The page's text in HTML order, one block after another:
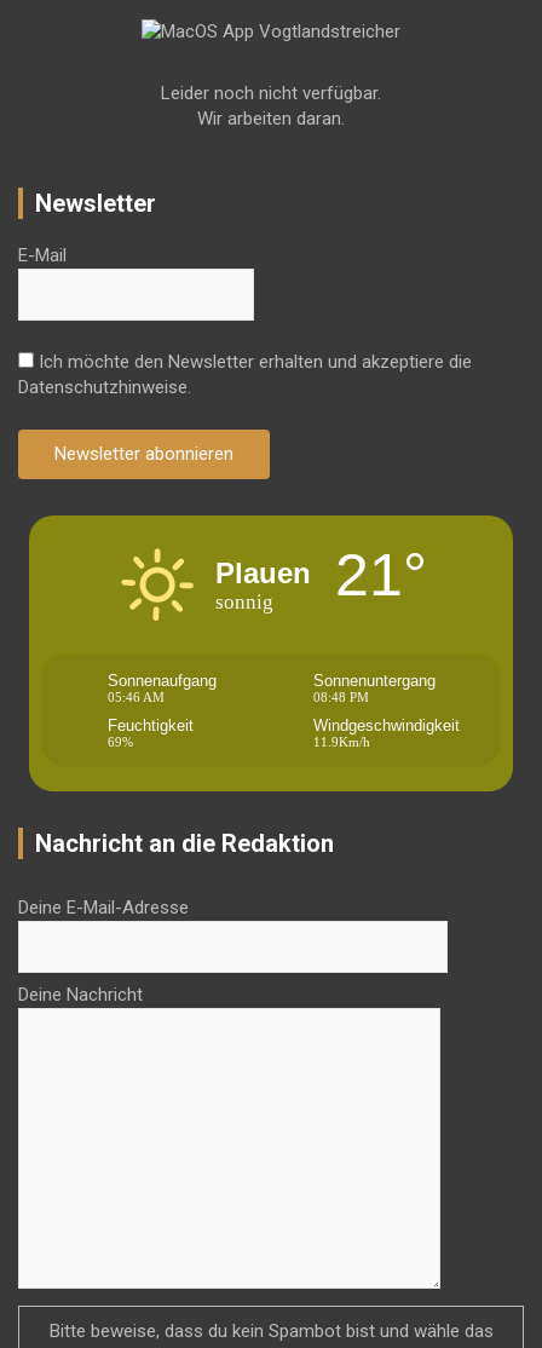
Leider noch nicht verfügbar.
Wir arbeiten daran.
Newsletter
E-Mail
Ich möchte den Newsletter erhalten und akzeptiere die
Datenschutzhinweise.
Newsletter abonnieren
Plauen
sonnig 21°
Sonnenaufgang
05:46 AM
Sonnenuntergang
08:48 PM
Feuchtigkeit
69%
Windgeschwindigkeit
11.9Km/h
Nachricht an die Redaktion
Deine E-Mail-Adresse
Deine Nachricht
Bitte beweise, dass du kein Spambot bist und wähle das